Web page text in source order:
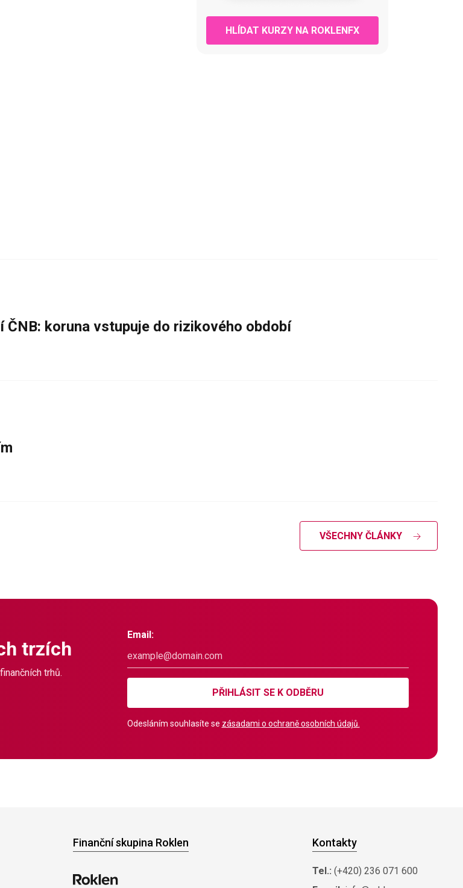
HLÍDAT KURZY NA ROKLENFX
ČNB: koruna vstupuje do rizikového období
VŠECHNY ČLÁNKY
trzích
trhů.
Email:
PŘIHLÁSIT SE K ODBĚRU
Odesláním souhlasíte se zásadami o ochraně osobních údajů.
Finanční skupina Roklen Kontakty
Tel.: (+420) 236 071 600